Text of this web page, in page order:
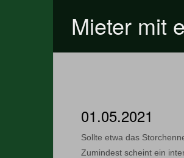
Mieter mit
01.05.2021
Sollte etwa das
Zumindest scheint ein